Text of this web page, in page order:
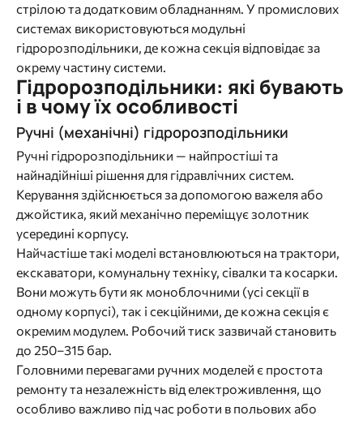
стрілою та додатковим обладнанням. У промислових
системах використовуються модульні
гідророзподільники, де кожна секція відповідає за
окрему частину системи.
Гідророзподільники: які бувають
і в чому їх особливості
Ручні (механічні) гідророзподільники
Ручні гідророзподільники — найпростіші та
найнадійніші рішення для гідравлічних систем.
Керування здійснюється за допомогою важеля або
джойстика, який механічно переміщує золотник
усередині корпусу.
Найчастіше такі моделі встановлюються на трактори,
екскаватори, комунальну техніку, сівалки та косарки.
Вони можуть бути як моноблочними (усі секції в
одному корпусі), так і секційними, де кожна секція є
окремим модулем. Робочий тиск зазвичай становить
до 250–315 бар.
Головними перевагами ручних моделей є простота
ремонту та незалежність від електроживлення, що
особливо важливо під час роботи в польових або